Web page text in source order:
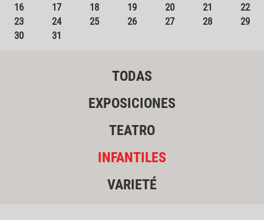
16
17 18 19 20 21
22
23
24 25 26 27 28
29
30
31
TODAS
EXPOSICIONES
TEATRO
INFANTILES
VARIETÉ